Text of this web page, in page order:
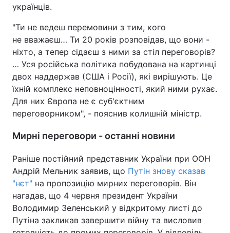
українців.
"Ти не ведеш перемовини з тим, кого
не вважаєш… Ти 20 років розповідав, що вони -
ніхто, а тепер сідаєш з ними за стіл переговорів?
… Уся російська політика побудована на картинці
двох наддержав (США і Росії), які вирішують. Це
їхній комплекс неповноцінності, який ними рухає.
Для них Європа не є суб'єктним
переговорником", - пояснив колишній міністр.
Мирні переговори - останні новини
Раніше постійний представник України при ООН
Андрій Мельник заявив, що Путін знову сказав
"нєт" на пропозицію мирних переговорів. Він
нагадав, що 4 червня президент України
Володимир Зеленський у відкритому листі до
Путіна закликав завершити війну та висловив